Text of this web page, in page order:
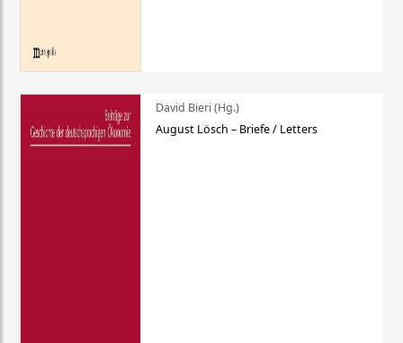
David Bieri (Hg.)
August Lösch – Briefe / Letters